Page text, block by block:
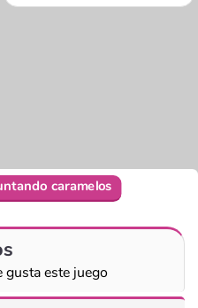
caramelos
este juego